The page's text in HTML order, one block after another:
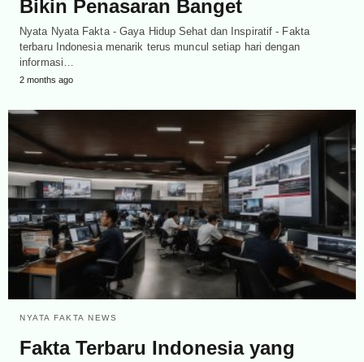
Bikin Penasaran Banget
Nyata Nyata Fakta - Gaya Hidup Sehat dan Inspiratif - Fakta
terbaru Indonesia menarik terus muncul setiap hari dengan
informasi…
2 months ago
NYATA FAKTA NEWS
Fakta Terbaru Indonesia yang